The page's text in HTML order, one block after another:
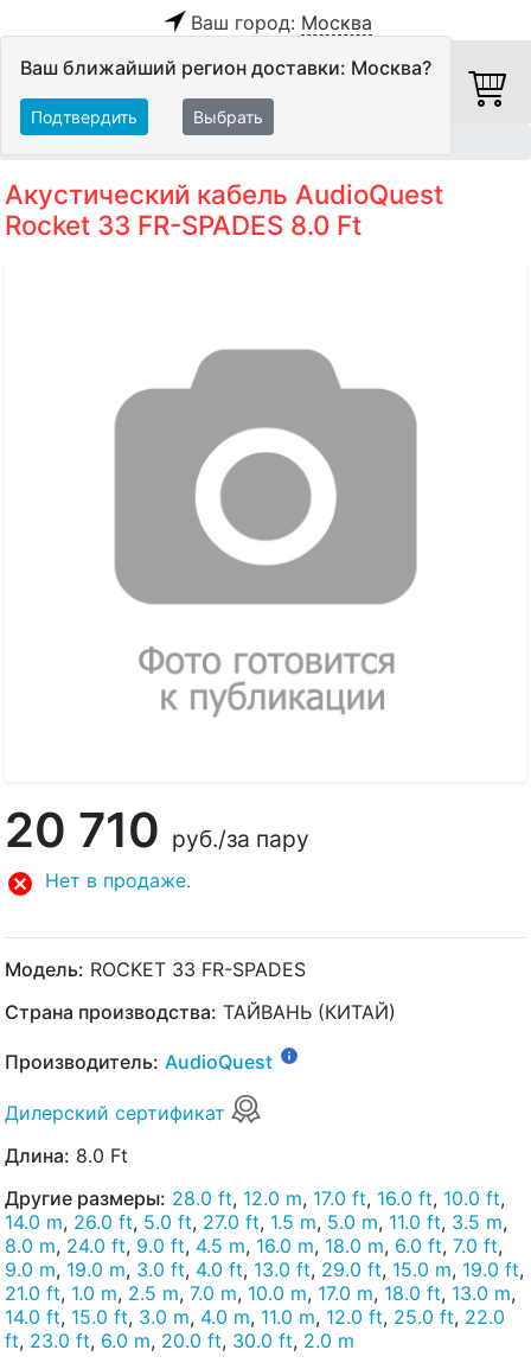
Ваш город: Москва
Ваш ближайший регион доставки: Москва?
Подтвердить Выбрать
Акустический кабель AudioQuest
Rocket 33 FR-SPADES 8.0 Ft
20 710 руб./за пару
Нет в продаже.
Модель: ROCKET 33 FR-SPADES
Страна производства: ТАЙВАНЬ (КИТАЙ)
Производитель: AudioQuest
Дилерский сертификат
Длина: 8.0 Ft
Другие размеры: 28.0 ft, 12.0 m, 17.0 ft, 16.0 ft, 10.0 ft,
14.0 m, 26.0 ft, 5.0 ft, 27.0 ft, 1.5 m, 5.0 m, 11.0 ft, 3.5 m,
8.0 m, 24.0 ft, 9.0 ft, 4.5 m, 16.0 m, 18.0 m, 6.0 ft, 7.0 ft,
9.0 m, 19.0 m, 3.0 ft, 4.0 ft, 13.0 ft, 29.0 ft, 15.0 m, 19.0 ft,
21.0 ft, 1.0 m, 2.5 m, 7.0 m, 10.0 m, 17.0 m, 18.0 ft, 13.0 m,
14.0 ft, 15.0 ft, 3.0 m, 4.0 m, 11.0 m, 12.0 ft, 25.0 ft, 22.0
ft, 23.0 ft, 6.0 m, 20.0 ft, 30.0 ft, 2.0 m